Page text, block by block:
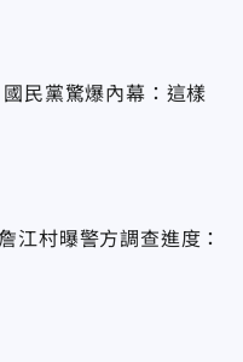
民黨驚爆內幕：這樣
江村曝警方調查進度：